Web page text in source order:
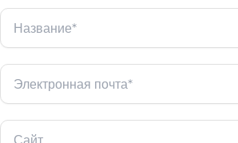
Название*
Электронная
почта*
Сайт